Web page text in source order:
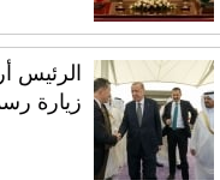
الرئيس
زيارة